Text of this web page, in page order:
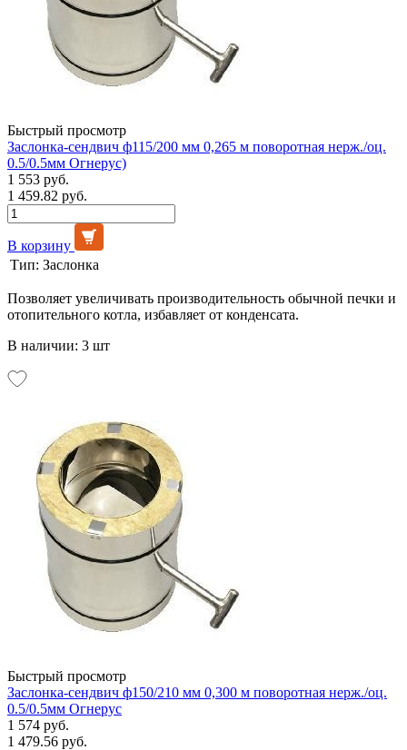
Быстрый просмотр
Заслонка-сендвич ф115/200 мм 0,265 м поворотная нерж./оц.
0.5/0.5мм Огнерус)
1 553 руб.
1 459.82 руб.
В корзину
Тип: Заслонка
Позволяет увеличивать производительность обычной печки и
отопительного котла, избавляет от конденсата.
В наличии: 3 шт
Быстрый просмотр
Заслонка-сендвич ф150/210 мм 0,300 м поворотная нерж./оц.
0.5/0.5мм Огнерус
1 574 руб.
1 479.56 руб.